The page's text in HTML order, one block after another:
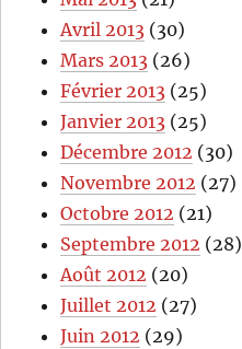
Avril 2013 (30)
Mars 2013 (26)
Février 2013 (25)
Janvier 2013 (25)
Décembre 2012 (30)
Novembre 2012 (27)
Octobre 2012 (21)
Septembre 2012 (28)
Août 2012 (20)
Juillet 2012 (27)
Juin 2012 (29)